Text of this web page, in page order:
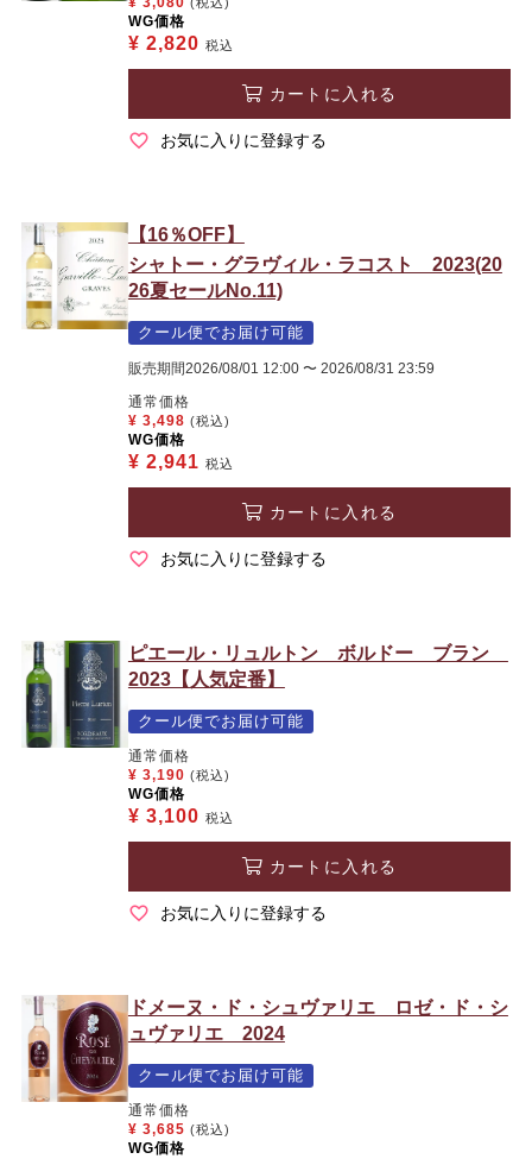
WG価格
¥ 2,820 税込
カートに入れる
お気に入りに登録する
【16％OFF】
シャトー・グラヴィル・ラコスト 2023(20
26夏セールNo.11)
クール便でお届け可能
販売期間2026/08/01 12:00 〜 2026/08/31 23:59
通常価格
¥ 3,498 (税込)
WG価格
¥ 2,941 税込
カートに入れる
お気に入りに登録する
ピエール・リュルトン ボルドー ブラン
2023【人気定番】
クール便でお届け可能
通常価格
¥ 3,190 (税込)
WG価格
¥ 3,100 税込
カートに入れる
お気に入りに登録する
ドメーヌ・ド・シュヴァリエ ロゼ・ド・シ
ュヴァリエ 2024
クール便でお届け可能
通常価格
¥ 3,685 (税込)
WG価格